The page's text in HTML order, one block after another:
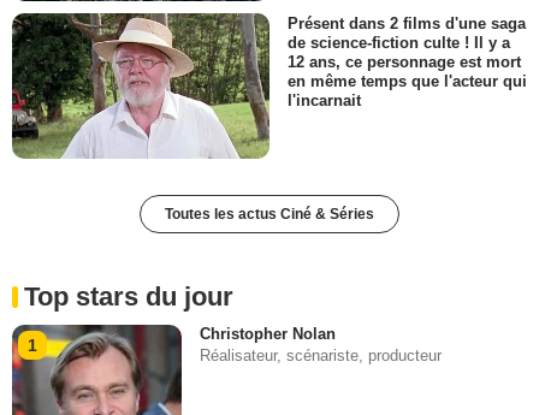
Présent dans 2 films d'une saga
de science-fiction culte ! Il y a
12 ans, ce personnage est mort
en même temps que l'acteur qui
l'incarnait
Toutes les actus Ciné & Séries
Top stars du jour
1
Christopher Nolan
Réalisateur, scénariste, producteur